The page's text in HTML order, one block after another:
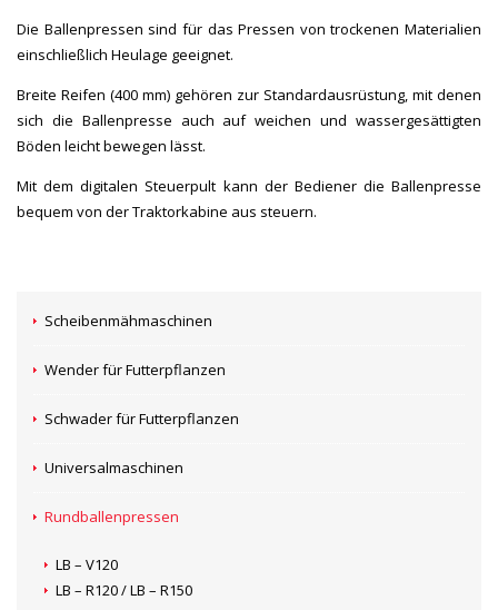
Die Ballenpressen sind für das Pressen von trockenen Materialien
einschließlich Heulage geeignet.
Breite Reifen (400 mm) gehören zur Standardausrüstung, mit denen
sich die Ballenpresse auch auf weichen und wassergesättigten
Böden leicht bewegen lässt.
Mit dem digitalen Steuerpult kann der Bediener die Ballenpresse
bequem von der Traktorkabine aus steuern.
Scheibenmähmaschinen
Wender für Futterpflanzen
Schwader für Futterpflanzen
Universalmaschinen
Rundballenpressen
LB – V120
LB – R120 / LB – R150